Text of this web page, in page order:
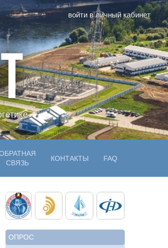
войти в личный кабинет
СВЯЗЬ
КОНТАКТЫ FAQ
ОПРОС